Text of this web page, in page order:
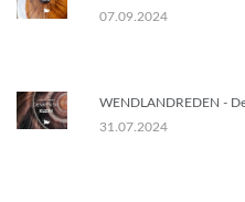
07.09.2024
WENDLANDREDEN -
31.07.2024